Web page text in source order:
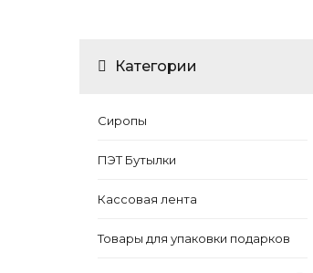
Категории
Сиропы
ПЭТ Бутылки
Кассовая лента
Товары для упаковки подарков